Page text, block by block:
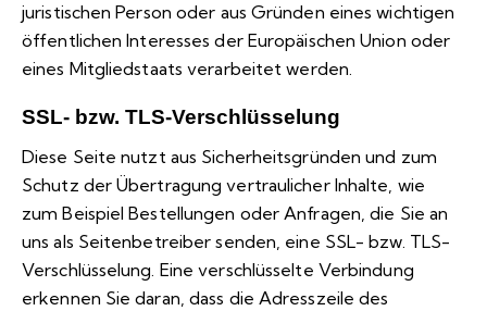
juristischen Person oder aus Gründen eines wichtigen
öffentlichen Interesses der Europäischen Union oder
eines Mitgliedstaats verarbeitet werden.
SSL- bzw. TLS-Verschlüsselung
Diese Seite nutzt aus Sicherheitsgründen und zum
Schutz der Übertragung vertraulicher Inhalte, wie
zum Beispiel Bestellungen oder Anfragen, die Sie an
uns als Seitenbetreiber senden, eine SSL- bzw. TLS-
Verschlüsselung. Eine verschlüsselte Verbindung
erkennen Sie daran, dass die Adresszeile des